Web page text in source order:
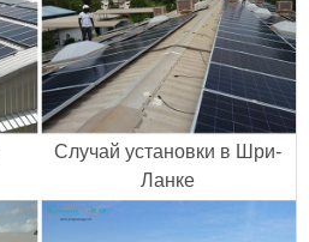
Случай установки в Шри-
Ланке